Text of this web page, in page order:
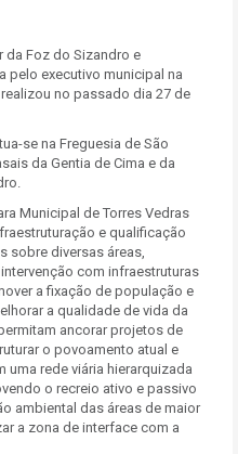
da Foz do Sizandro e
pelo executivo municipal na
no passado dia 27 de
se na Freguesia de São
da Gentia de Cima e da
Municipal de Torres Vedras
e qualificação
sobre diversas áreas,
com infraestruturas
a fixação de população e
a qualidade de vida da
ancorar projetos de
o povoamento atual e
uma rede viária hierarquizada
o recreio ativo e passivo
ambiental das áreas de maior
a zona de interface com a